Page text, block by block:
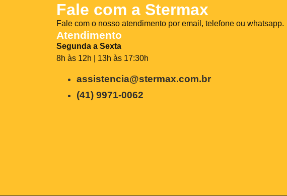
Fale com a Stermax
Fale com o nosso atendimento por email, telefone ou whatsapp.
Atendimento
Segunda a Sexta
8h às 12h | 13h às 17:30h
assistencia@stermax.com.br
(41) 9971-0062